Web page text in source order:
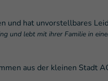
und lebt mit ihrer Familie in
aus der kleinen Stadt